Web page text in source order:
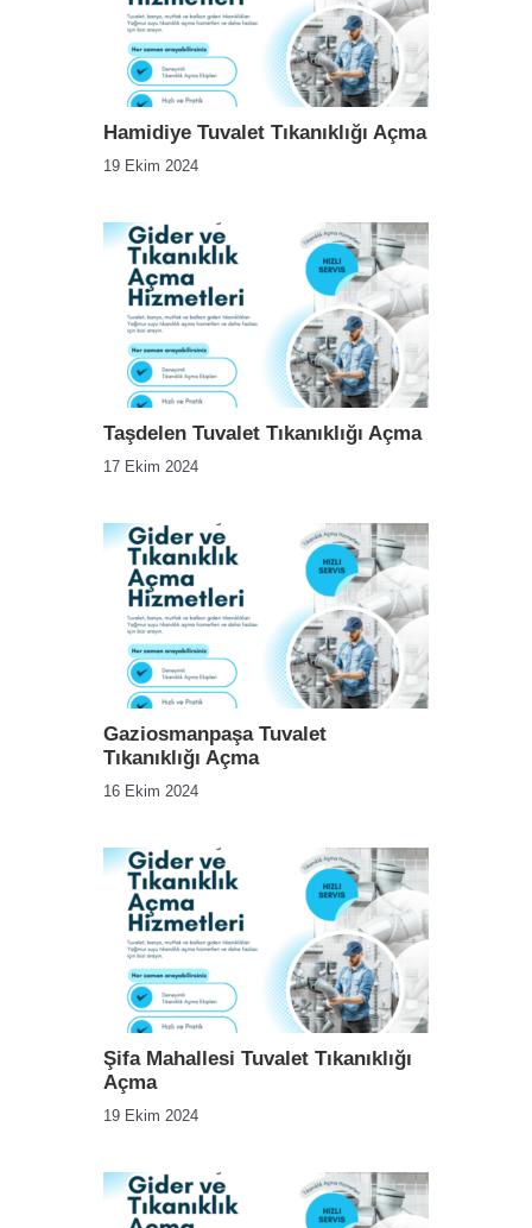
Hamidiye Tuvalet Tıkanıklığı Açma
19 Ekim 2024
Taşdelen Tuvalet Tıkanıklığı Açma
17 Ekim 2024
Gaziosmanpaşa Tuvalet
Tıkanıklığı Açma
16 Ekim 2024
Şifa Mahallesi Tuvalet Tıkanıklığı
Açma
19 Ekim 2024